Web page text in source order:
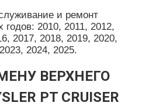
и ремонт
2010, 2011, 2012,
2017, 2018, 2019, 2020,
2024, 2025.
ВЕРХНЕГО
PT CRUISER